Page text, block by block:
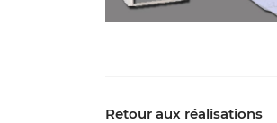
Retour aux réalisations